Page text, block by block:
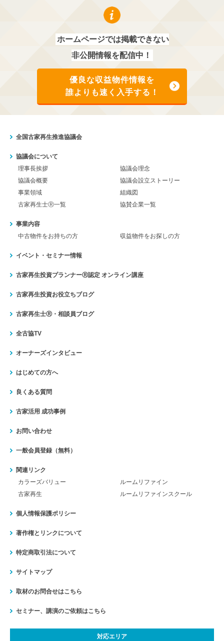
ホームページでは掲載できない
非公開情報を配信中！
優良な収益物件情報を
誰よりも速く入手する！
全国古家再生推進協議会
協議会について
理事長挨拶
協議会理念
協議会概要
協議会設立ストーリー
事業領域
組織図
古家再生士Ⓡ一覧
協賛企業一覧
事業内容
中古物件をお持ちの方
収益物件をお探しの方
イベント・セミナー情報
古家再生投資プランナーⓇ認定 オンライン講座
古家再生投資お役立ちブログ
古家再生士Ⓡ・相談員ブログ
全古協TV
オーナーズインタビュー
はじめての方へ
良くある質問
古家活用 成功事例
お問い合わせ
一般会員登録（無料）
関連リンク
カラーズバリュー
ルームリファイン
古家再生
ルームリファインスクール
個人情報保護ポリシー
著作権とリンクについて
特定商取引法について
サイトマップ
取材のお問合せはこちら
セミナー、講演のご依頼はこちら
対応エリア